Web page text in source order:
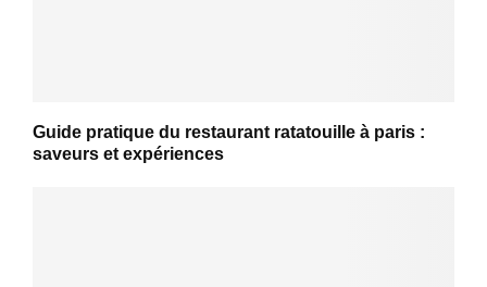
Guide pratique du restaurant ratatouille à paris :
saveurs et expériences